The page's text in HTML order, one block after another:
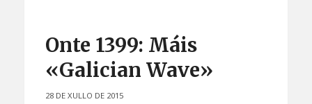
Onte 1399: Máis
«Galician Wave»
28 DE XULLO DE 2015